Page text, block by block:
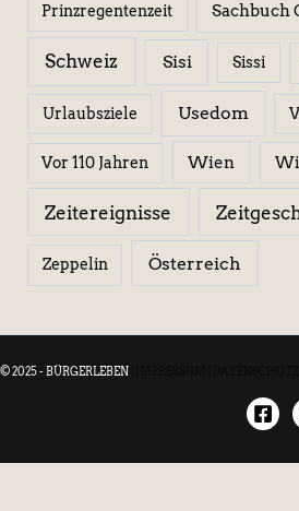
Prinzregentenzeit Sachbuch
Schweiz Sisi Sissi
Urlaubsziele Usedom
Vor 110 Jahren Wien
Zeitereignisse
Zeppelin Österreich
© 2025 - BÜRGERLEBEN